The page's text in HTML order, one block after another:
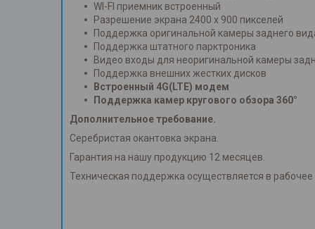
WI-FI приемник встроенный
Разрешение экрана 2400 х 900 пикселей
Поддержка оригинальной камеры заднего
Поддержка штатного парктроника
Видео входы для неоригинальной камеры
Поддержка внешних жестких дисков
Встроенный 4G(LTE) модем
Поддержка камер кругового обзора 360°
Дополнительное требование.
Серебристая окантовка экрана.
Гарантия на нашу продукцию 12 месяцев.
Техническая поддержка осуществляется в